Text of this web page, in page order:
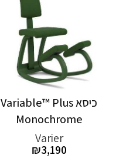
כיסא Variable™ Plus
Monochrome
Varier
₪3,190